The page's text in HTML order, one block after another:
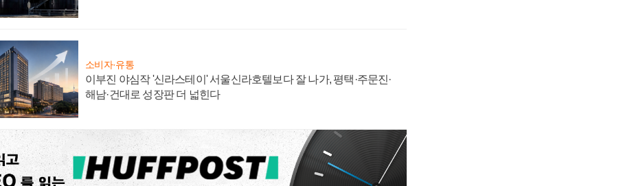
소비자·유통
이부진 야심작 '신라스테이' 서울신라호텔보다 잘 나가, 평택·주문진·
해남·건대로 성장판 더 넓힌다